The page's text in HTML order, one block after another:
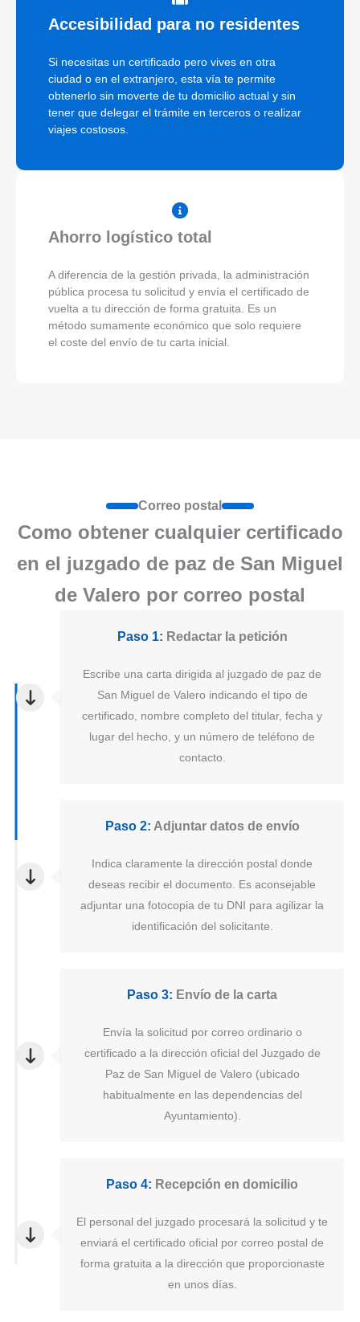
Accesibilidad para no residentes
Si necesitas un certificado pero vives en otra
ciudad o en el extranjero, esta vía te permite
obtenerlo sin moverte de tu domicilio actual y sin
tener que delegar el trámite en terceros o realizar
viajes costosos.
Ahorro logístico total
A diferencia de la gestión privada, la administración
pública procesa tu solicitud y envía el certificado de
vuelta a tu dirección de forma gratuita. Es un
método sumamente económico que solo requiere
el coste del envío de tu carta inicial.
Correo postal
Como obtener cualquier certificado
en el juzgado de paz de San Miguel
de Valero por correo postal
Paso 1: Redactar la petición
Escribe una carta dirigida al juzgado de paz de
San Miguel de Valero indicando el tipo de
certificado, nombre completo del titular, fecha y
lugar del hecho, y un número de teléfono de
contacto.
Paso 2: Adjuntar datos de envío
Indica claramente la dirección postal donde
deseas recibir el documento. Es aconsejable
adjuntar una fotocopia de tu DNI para agilizar la
identificación del solicitante.
Paso 3: Envío de la carta
Envía la solicitud por correo ordinario o
certificado a la dirección oficial del Juzgado de
Paz de San Miguel de Valero (ubicado
habitualmente en las dependencias del
Ayuntamiento).
Paso 4: Recepción en domicilio
El personal del juzgado procesará la solicitud y te
enviará el certificado oficial por correo postal de
forma gratuita a la dirección que proporcionaste
en unos días.